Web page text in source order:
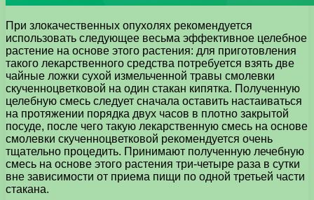
При злокачественных опухолях рекомендуется
использовать следующее весьма эффективное целебное
растение на основе этого растения: для приготовления
такого лекарственного средства потребуется взять две
чайные ложки сухой измельченной травы смолевки
скученноцветковой на один стакан кипятка. Полученную
целебную смесь следует сначала оставить настаиваться
на протяжении порядка двух часов в плотно закрытой
посуде, после чего такую лекарственную смесь на основе
смолевки скученноцветковой рекомендуется очень
тщательно процедить. Принимают полученную лечебную
смесь на основе этого растения три-четыре раза в сутки
вне зависимости от приема пищи по одной третьей части
стакана.